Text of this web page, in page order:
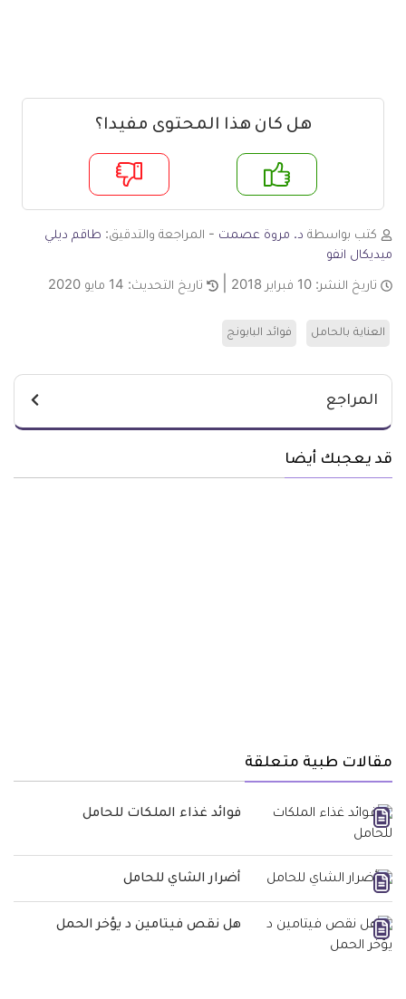
هل كان هذا المحتوى مفيدا؟
لا
كتب بواسطة د. مروة عصمت - المراجعة والتدقيق: طاقم ديلي
ميديكال انفو
تاريخ النشر: 10 فبراير 2018 تاريخ التحديث: 14 مايو 2020
العناية بالحامل فوائد البابونج
المراجع
قد يعجبك أيضا
مقالات طبية متعلقة
فوائد غذاء الملكات للحامل
أضرار الشاي للحامل
هل نقص فيتامين د يؤخر الحمل